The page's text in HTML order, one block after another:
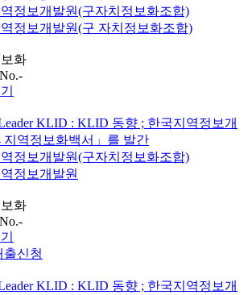
정보개발원(구자치정보화조합)
정보개발원(구 자치정보화조합)
화
KLID : KLID 동향 ; 한국지역정보개
지역정보화백서」를 발간
정보개발원(구자치정보화조합)
정보개발원
화
출신청
KLID : KLID 동향 ; 한국지역정보개